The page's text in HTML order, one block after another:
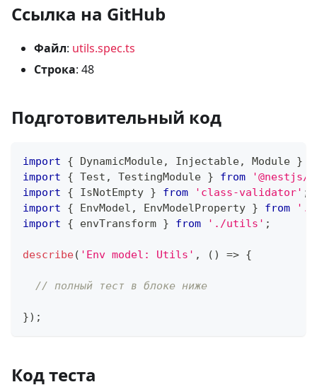
Ссылка на GitHub
Файл: utils.spec.ts
Строка: 48
Подготовительный код
import { DynamicModule, Injectable, Module }
import
{ Test , TestingModule } from
import
{ IsNotEmpty } from 'class-validator' ;
import
{ EnvModel , EnvModelProperty } from
'./
import
{ envTransform } from './utils' ;
describe( 'Env model: Utils' , ( ) => {
// полный тест в блоке ниже
}) ;
Код теста